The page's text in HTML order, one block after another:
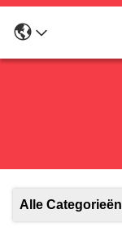
Alle Categorieën